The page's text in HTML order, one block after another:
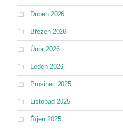
Duben 2026
Březen 2026
Únor 2026
Leden 2026
Prosinec 2025
Listopad 2025
Říjen 2025